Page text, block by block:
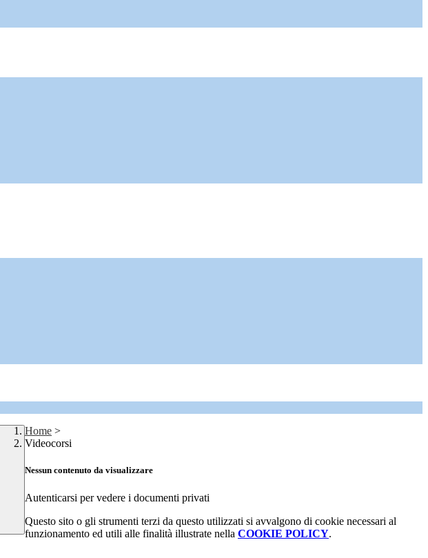
Home >
Videocorsi
Nessun contenuto da visualizzare
Autenticarsi per vedere i documenti privati
Questo sito o gli strumenti terzi da questo utilizzati si avvalgono di cookie necessari al
funzionamento ed utili alle finalità illustrate nella COOKIE POLICY.